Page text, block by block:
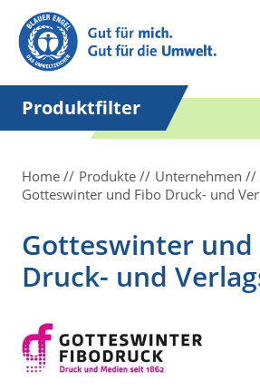
Suchbegriff in
Anführungszeichen
setzen.
Produktfilter
Home Produkte
Unternehmen
Gotteswinter und Fibo Druck- und
Gotteswinter und
Druck- und